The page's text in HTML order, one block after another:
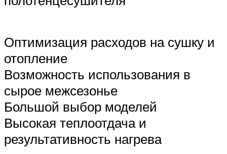
Оптимизация расходов на сушку и
отопление
Возможность использования в
сырое межсезонье
Большой выбор моделей
Высокая теплоотдача и
результативность нагрева